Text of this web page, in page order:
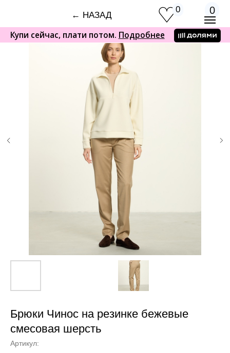
Брюки Чинос на резинке бежевые
смесовая шерсть
Артикул: